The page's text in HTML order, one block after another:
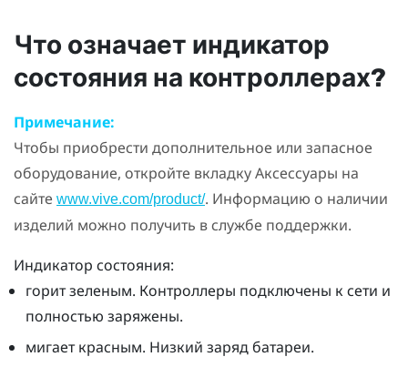
Что означает индикатор
состояния на контроллерах?
Примечание:
Чтобы приобрести дополнительное или запасное
оборудование, откройте вкладку Аксессуары на
сайте www.vive.com/product/. Информацию о наличии
изделий можно получить в службе поддержки.
Индикатор состояния:
горит зеленым. Контроллеры подключены к сети и
полностью заряжены.
мигает красным. Низкий заряд батареи.